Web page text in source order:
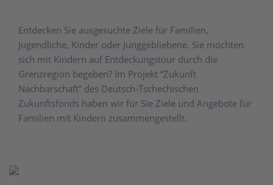
Entdecken Sie ausgesuchte Ziele für Familien,
Jugendliche, Kinder oder Junggebliebene. Sie möchten
sich mit Kindern auf Entdeckungstour durch die
Grenzregion begeben? Im Projekt “Zukunft
Nachbarschaft” des Deutsch-Tschechischen
Zukunftsfonds haben wir für Sie Ziele und Angebote für
Familien mit Kindern zusammengestellt.